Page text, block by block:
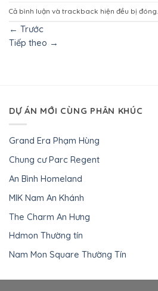
Cả bình luận và trackback hiện đều bị đóng.
← Trước
Tiếp theo →
DỰ ÁN MỚI CÙNG PHÂN KHÚC
Grand Era Phạm Hùng
Chung cư Parc Regent
An Bình Homeland
MIK Nam An Khánh
The Charm An Hưng
Hdmon Thường tín
Nam Mon Square Thường Tín